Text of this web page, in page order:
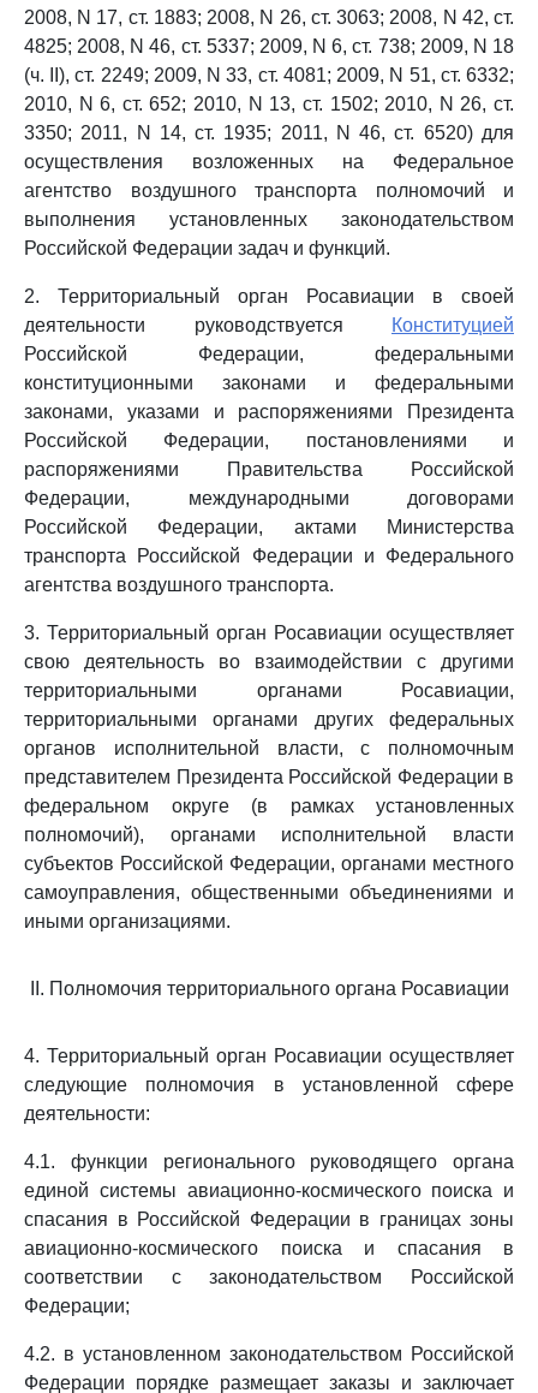
2008, N 17, ст. 1883; 2008, N 26, ст. 3063; 2008, N 42, ст.
4825; 2008, N 46, ст. 5337; 2009, N 6, ст. 738; 2009, N 18
(ч. II), ст. 2249; 2009, N 33, ст. 4081; 2009, N 51, ст. 6332;
2010, N 6, ст. 652; 2010, N 13, ст. 1502; 2010, N 26, ст.
3350; 2011, N 14, ст. 1935; 2011, N 46, ст. 6520) для
осуществления возложенных на Федеральное
агентство воздушного транспорта полномочий и
выполнения установленных законодательством
Российской Федерации задач и функций.
2. Территориальный орган Росавиации в своей
деятельности руководствуется
Конституцией
Российской Федерации, федеральными
конституционными законами и федеральными
законами, указами и распоряжениями Президента
Российской Федерации, постановлениями и
распоряжениями Правительства Российской
Федерации, международными договорами
Российской Федерации, актами Министерства
транспорта Российской Федерации и Федерального
агентства воздушного транспорта.
3. Территориальный орган Росавиации осуществляет
свою деятельность во взаимодействии с другими
территориальными органами Росавиации,
территориальными органами других федеральных
органов исполнительной власти, с полномочным
представителем Президента Российской Федерации в
федеральном округе (в рамках установленных
полномочий), органами исполнительной власти
субъектов Российской Федерации, органами местного
самоуправления, общественными объединениями и
иными организациями.
II. Полномочия территориального органа Росавиации
4. Территориальный орган Росавиации осуществляет
следующие полномочия в установленной сфере
деятельности:
4.1. функции регионального руководящего органа
единой системы авиационно-космического поиска и
спасания в Российской Федерации в границах зоны
авиационно-космического поиска и спасания в
соответствии с законодательством Российской
Федерации;
4.2. в установленном законодательством Российской
Федерации порядке размещает заказы и заключает